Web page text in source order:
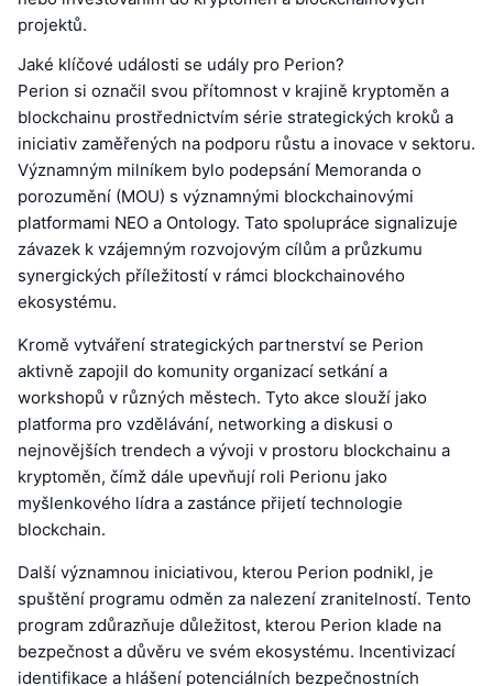
projektů.
Jaké klíčové události se udály pro Perion?
Perion si označil svou přítomnost v krajině kryptoměn a
blockchainu prostřednictvím série strategických kroků a
iniciativ zaměřených na podporu růstu a inovace v sektoru.
Významným milníkem bylo podepsání Memoranda o
porozumění (MOU) s významnými blockchainovými
platformami NEO a Ontology. Tato spolupráce signalizuje
závazek k vzájemným rozvojovým cílům a průzkumu
synergických příležitostí v rámci blockchainového
ekosystému.
Kromě vytváření strategických partnerství se Perion
aktivně zapojil do komunity organizací setkání a
workshopů v různých městech. Tyto akce slouží jako
platforma pro vzdělávání, networking a diskusi o
nejnovějších trendech a vývoji v prostoru blockchainu a
kryptoměn, čímž dále upevňují roli Perionu jako
myšlenkového lídra a zastánce přijetí technologie
blockchain.
Další významnou iniciativou, kterou Perion podnikl, je
spuštění programu odměn za nalezení zranitelností. Tento
program zdůrazňuje důležitost, kterou Perion klade na
bezpečnost a důvěru ve svém ekosystému. Incentivizací
identifikace a hlášení potenciálních bezpečnostních